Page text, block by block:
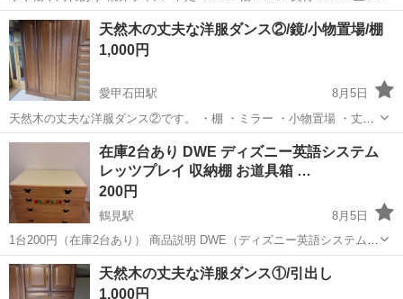
さ：10㎏ ※ノークレーム・ノーリターンでお願いします※ (当社確認
欄：260723000)
神奈川 大和市 高座渋谷駅 収納家具 ケース
天然木の丈夫な洋服ダンス②/鏡/小物置場/棚
1,000円
愛甲石田駅
8月5日
天然木の丈夫な洋服ダンス②です。 ・棚 ・ミラー ・小物置場 ・丈の
長いのは上にかけ、丈の短いのは下にかける事も可能です ーーーーー
ーーーーー ●記載サイズ 幅1040mm×奥行き570mm×2029mm ーーー
ーーーーーー...
神奈川 厚木市 愛甲石田駅 収納家具 天然
在庫2台あり DWE ディズニー英語システム
レッツプレイ 収納棚 お道具箱 …
200円
鶴見駅
8月5日
1台200円（在庫2台あり） 商品説明 DWE（ディズニー英語システム）
レッツプレイの収納棚（お道具箱）のみです。 ※収納棚のみの出品で
す。教材・おもちゃ・付属品は付きません。 キッズ用のおもちゃや宝
物などをしまう引き...
神奈川 横浜市 鶴見駅 収納家具 レッツプレイ
天然木の丈夫な洋服ダンス①/引出し
1,000円